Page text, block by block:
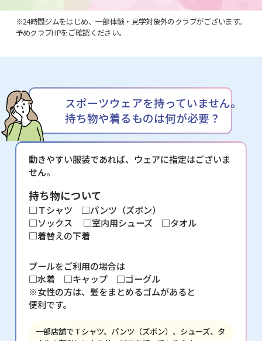
※24時間ジムをはじめ、一部体験・見学対象外のクラブがございます。
予めクラブHPをご確認ください。
スポーツウェアを持っていません。
持ち物や着るものは何が必要？
動きやすい服装であれば、ウェアに指定はございま
せん。
持ち物について
□Ｔシャツ □パンツ（ズボン）
□ソックス
□室内用シューズ □タオル
□着替えの下着
プールをご利用の場合は
□水着 □キャップ □ゴーグル
※女性の方は、髪をまとめるゴムがあると
便利です。
一部店舗でＴシャツ、パンツ（ズボン）、シューズ、タ